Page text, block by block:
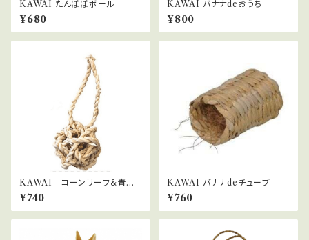
KAWAI たんぽぽボール
¥680
KAWAI バナナdeおうち
¥800
KAWAI コーンリーフ＆青パ
パイヤボール
¥740
KAWAI バナナdeチューブ
¥760